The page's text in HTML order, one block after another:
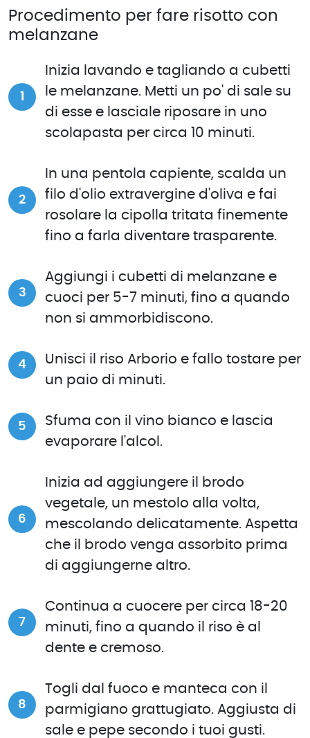
Procedimento per fare risotto con
melanzane
Inizia lavando e tagliando a cubetti
le melanzane. Metti un po' di sale su
di esse e lasciale riposare in uno
scolapasta per circa 10 minuti.
In una pentola capiente, scalda un
filo d'olio extravergine d'oliva e fai
rosolare la cipolla tritata finemente
fino a farla diventare trasparente.
Aggiungi i cubetti di melanzane e
cuoci per 5-7 minuti, fino a quando
non si ammorbidiscono.
Unisci il riso Arborio e fallo tostare per
un paio di minuti.
Sfuma con il vino bianco e lascia
evaporare l'alcol.
Inizia ad aggiungere il brodo
vegetale, un mestolo alla volta,
mescolando delicatamente. Aspetta
che il brodo venga assorbito prima
di aggiungerne altro.
Continua a cuocere per circa 18-20
minuti, fino a quando il riso è al
dente e cremoso.
Togli dal fuoco e manteca con il
parmigiano grattugiato. Aggiusta di
sale e pepe secondo i tuoi gusti.